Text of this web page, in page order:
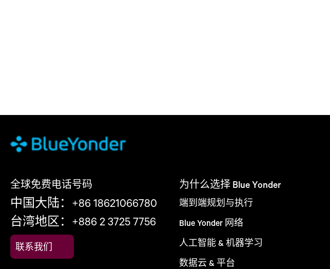
全球免费电话号码
中国大陆：+86 18621066780
台湾地区：+886 2 3725 7756
联系我们
为什么选择 Blue Yonder
端到端规划与执行
Blue Yonder 网络
人工智能 & 机器学习
数据云 & 平台